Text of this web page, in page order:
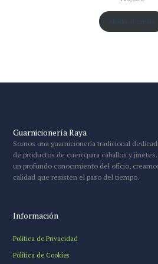
Añadir al carrito
Guarnicionería Raya
Somos una guarnicionería tradicional
de productos de cuero para caballos y
un profundo conocimiento del oficio,
calidad que resisten el paso del tiempo.
Información
Política de Privacidad
Política de Cookies